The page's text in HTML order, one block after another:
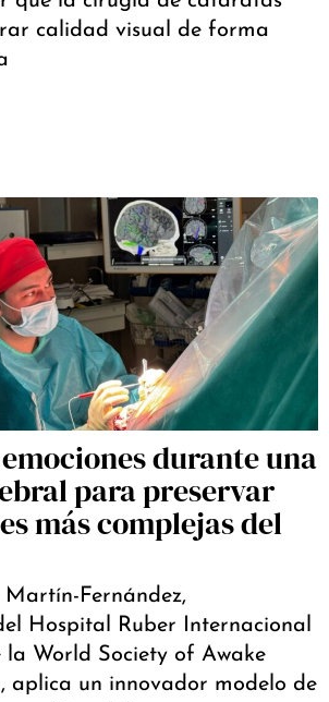
calidad visual de forma
durante una
para preservar
más complejas del
Martín-Fernández,
Hospital Ruber Internacional
la World Society of Awake
aplica un innovador modelo de